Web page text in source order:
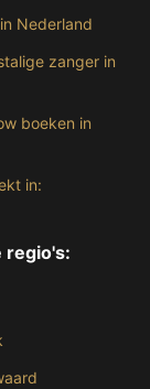
Nederland
zanger in
boeken in
in:
regio's: